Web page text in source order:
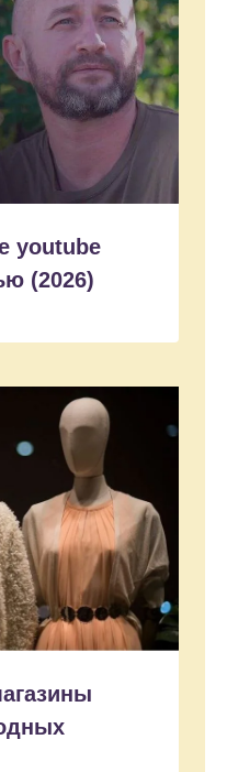
youtube
(2026)